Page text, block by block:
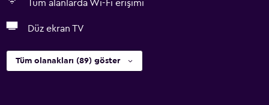
Tüm alanlarda Wi-Fi erişimi
Düz ekran TV
Tüm olanakları (89) göster